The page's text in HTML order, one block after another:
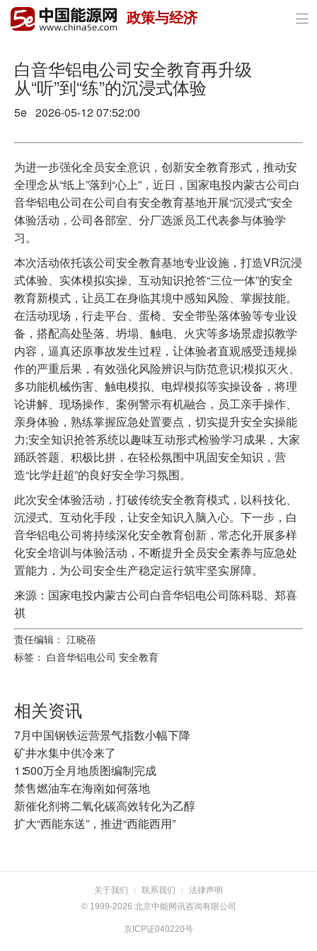
首页
政策与经济
油气
电力
新能源
节能环保
分布式能源
政策与经济 
白音华铝电公司安全教育再升级
从“听”到“练”的沉浸式体验
5e 2026-05-12 07:52:00
为进一步强化全员安全意识，创新安全教育形式，推动安
全理念从“纸上”落到“心上”，近日，国家电投内蒙古公司白
音华铝电公司在公司自有安全教育基地开展“沉浸式”安全
体验活动，公司各部室、分厂选派员工代表参与体验学
习。
本次活动依托该公司安全教育基地专业设施，打造VR沉浸
式体验、实体模拟实操、互动知识抢答“三位一体”的安全
教育新模式，让员工在身临其境中感知风险、掌握技能。
在活动现场，行走平台、蛋椅、安全带坠落体验等专业设
备，搭配高处坠落、坍塌、触电、火灾等多场景虚拟教学
内容，逼真还原事故发生过程，让体验者直观感受违规操
作的严重后果，有效强化风险辨识与防范意识;模拟灭火、
多功能机械伤害、触电模拟、电焊模拟等实操设备，将理
论讲解、现场操作、案例警示有机融合，员工亲手操作、
亲身体验，熟练掌握应急处置要点，切实提升安全实操能
力;安全知识抢答系统以趣味互动形式检验学习成果，大家
踊跃答题、积极比拼，在轻松氛围中巩固安全知识，营
造“比学赶超”的良好安全学习氛围。
此次安全体验活动，打破传统安全教育模式，以科技化、
沉浸式、互动化手段，让安全知识入脑入心。下一步，白
音华铝电公司将持续深化安全教育创新，常态化开展多样
化安全培训与体验活动，不断提升全员安全素养与应急处
置能力，为公司安全生产稳定运行筑牢坚实屏障。
来源：国家电投内蒙古公司白音华铝电公司陈科聪、郑喜
祺
责任编辑： 江晓蓓
标签： 白音华铝电公司 安全教育
相关资讯
7月中国钢铁运营景气指数小幅下降
矿井水集中供冷来了
1∶500万全月地质图编制完成
禁售燃油车在海南如何落地
新催化剂将二氧化碳高效转化为乙醇
扩大“西能东送”，推进“西能西用”
关于我们 | 联系我们 |
法律声明
© 1999-2026 北京中能网讯咨询有限公司
京ICP证040220号